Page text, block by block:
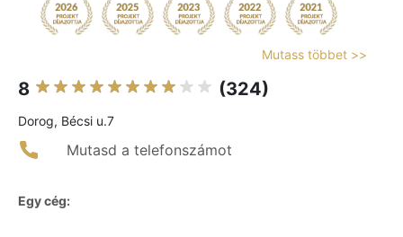
Mutass többet >>
8 (324)
Dorog, Bécsi u.7
Mutasd a telefonszámot
Egy cég: